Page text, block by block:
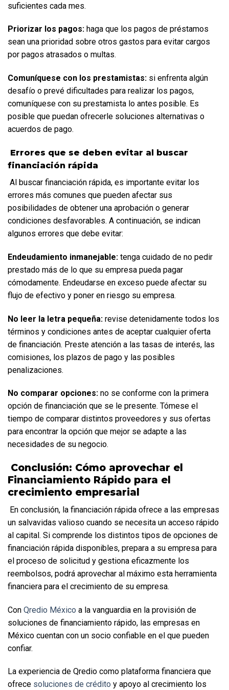
suficientes cada mes.
Priorizar los pagos: haga que los pagos de préstamos
sean una prioridad sobre otros gastos para evitar cargos
por pagos atrasados o multas.
Comuníquese con los prestamistas: si enfrenta algún
desafío o prevé dificultades para realizar los pagos,
comuníquese con su prestamista lo antes posible. Es
posible que puedan ofrecerle soluciones alternativas o
acuerdos de pago.
financiación rápida
errores más comunes que pueden afectar sus
posibilidades de obtener una aprobación o generar
condiciones desfavorables. A continuación, se indican
algunos errores que debe evitar:
Endeudamiento inmanejable: tenga cuidado de no pedir
prestado más de lo que su empresa pueda pagar
cómodamente. Endeudarse en exceso puede afectar su
flujo de efectivo y poner en riesgo su empresa.
No leer la letra pequeña: revise detenidamente todos los
términos y condiciones antes de aceptar cualquier oferta
de financiación. Preste atención a las tasas de interés, las
comisiones, los plazos de pago y las posibles
penalizaciones.
No comparar opciones: no se conforme con la primera
opción de financiación que se le presente. Tómese el
tiempo de comparar distintos proveedores y sus ofertas
para encontrar la opción que mejor se adapte a las
necesidades de su negocio.
Financiamiento Rápido para el
crecimiento empresarial
un salvavidas valioso cuando se necesita un acceso rápido
al capital. Si comprende los distintos tipos de opciones de
financiación rápida disponibles, prepara a su empresa para
el proceso de solicitud y gestiona eficazmente los
reembolsos, podrá aprovechar al máximo esta herramienta
financiera para el crecimiento de su empresa.
Con Qredio México a la vanguardia en la provisión de
soluciones de financiamiento rápido, las empresas en
México cuentan con un socio confiable en el que pueden
confiar.
La experiencia de Qredio como plataforma financiera que
ofrece soluciones de crédito y apoyo al crecimiento los